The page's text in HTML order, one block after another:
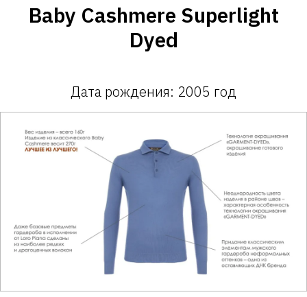
Baby Cashmere Superlight
Dyed
Дата рождения: 2005 год